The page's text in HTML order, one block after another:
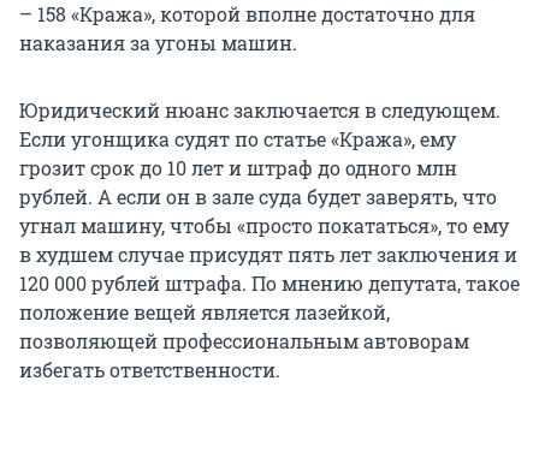
– 158 «Кража», которой вполне достаточно для
наказания за угоны машин.
Юридический нюанс заключается в следующем.
Если угонщика судят по статье «Кража», ему
грозит срок до 10 лет и штраф до одного млн
рублей. А если он в зале суда будет заверять, что
угнал машину, чтобы «просто покататься», то ему
в худшем случае присудят пять лет заключения и
120 000 рублей штрафа. По мнению депутата, такое
положение вещей является лазейкой,
позволяющей профессиональным автоворам
избегать ответственности.